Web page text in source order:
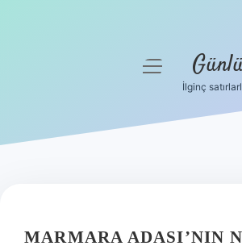
Hakkımızda
menüyü
İlginç
MARMARA ADASI’NIN